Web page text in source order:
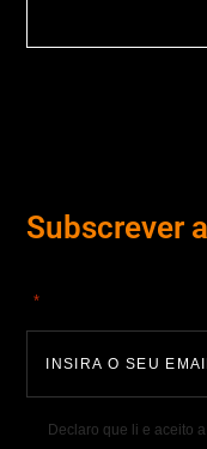
Subscrever
"*
Declaro que li e aceito a